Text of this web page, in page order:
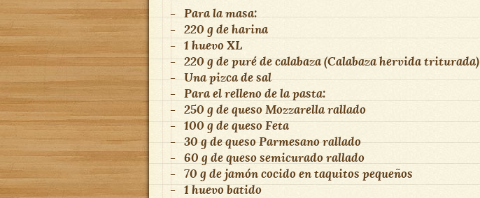
- Para la masa:
- 220 g de harina
- 1 huevo XL
- 220 g de puré de calabaza (Calabaza hervida triturada)
- Una pizca de sal
- Para el relleno de la pasta:
- 250 g de queso Mozzarella rallado
- 100 g de queso Feta
- 30 g de queso Parmesano rallado
- 60 g de queso semicurado rallado
- 70 g de jamón cocido en taquitos pequeños
- 1 huevo batido